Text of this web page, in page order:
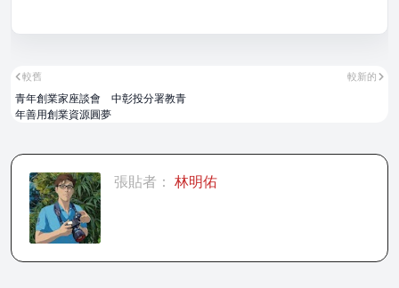
較新的
較舊
青年創業家座談會 中彰投分署教青
年善用創業資源圓夢
張貼者： 林明佑